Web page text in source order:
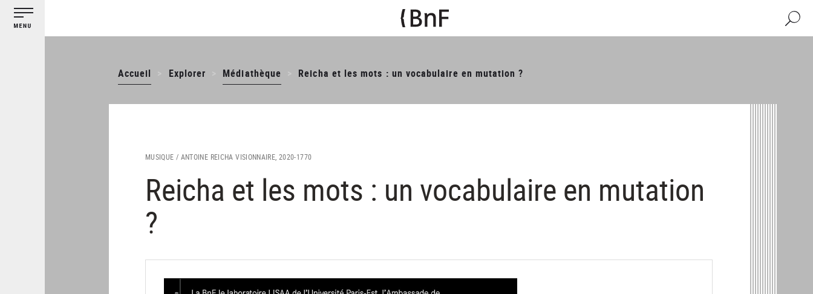
contenu
Accueil Explorer Médiathèque Reicha et les mots : un vocabulaire en mutation ?
MUSIQUE / ANTOINE REICHA VISIONNAIRE, 2020-1770
Reicha et les mots : un vocabulaire en mutation
?
Gestion des cookies